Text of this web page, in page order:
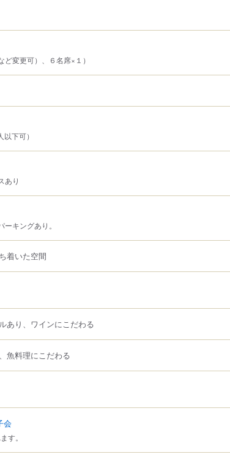
ど変更可）、６名席×１）
下可）
あり
キングあり。
着いた空間
あり、ワインにこだわる
魚料理にこだわる
会
す。